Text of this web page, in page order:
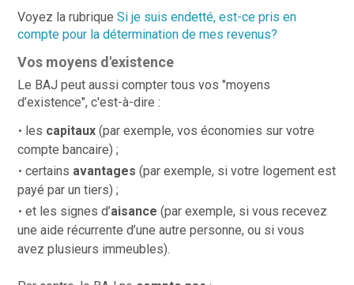
Voyez la rubriqueSi je suis endetté, est-ce pris en
compte pour la détermination de mes revenus?
Vos moyens d'existence
Le BAJ peut aussi compter tous vos "moyens
d’existence", c'est-à-dire :
les capitaux (par exemple, vos économies sur votre
compte bancaire) ;
certains avantages (par exemple, si votre logement est
payé par un tiers) ;
et les signes d’aisance (par exemple, si vous recevez
une aide récurrente d’une autre personne, ou si vous
avez plusieurs immeubles).